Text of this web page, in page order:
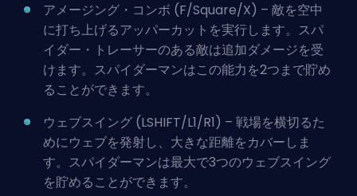
アメージング・コンボ (F/Square/X) – 敵を空中
に打ち上げるアッパーカットを実行します。スパ
イダー・トレーサーのある敵は追加ダメージを受
けます。スパイダーマンはこの能力を2つまで貯め
ることができます。
ウェブスイング (LSHIFT/L1/R1) – 戦場を横切るた
めにウェブを発射し、大きな距離をカバーしま
す。スパイダーマンは最大で3つのウェブスイング
を貯めることができます。